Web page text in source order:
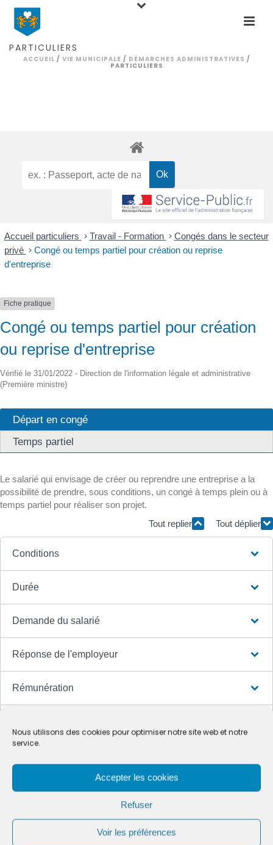
Nous utilisons des cookies pour optimiser notre site web et notre
service.
Accepter les cookies
Refuser
Voir les préférences
PARTICULIERS
ACCUEIL / VIE MUNICIPALE / DÉMARCHES ADMINISTRATIVES /
PARTICULIERS
Accueil particuliers > Travail - Formation > Congés dans le secteur
privé > Congé ou temps partiel pour création ou reprise
d'entreprise
Fiche pratique
Congé ou temps partiel pour création
ou reprise d'entreprise
Vérifié le 31/01/2022 - Direction de l'information légale et administrative
(Première ministre)
Départ en congé
Temps partiel
Le salarié qui envisage de créer ou reprendre une entreprise a la
possibilité de prendre, sous conditions, un congé à temps plein ou à
temps partiel pour réaliser son projet.
Tout replier
Tout déplier
Conditions
Durée
Demande du salarié
Réponse de l'employeur
Rémunération
Renouvellement du congé